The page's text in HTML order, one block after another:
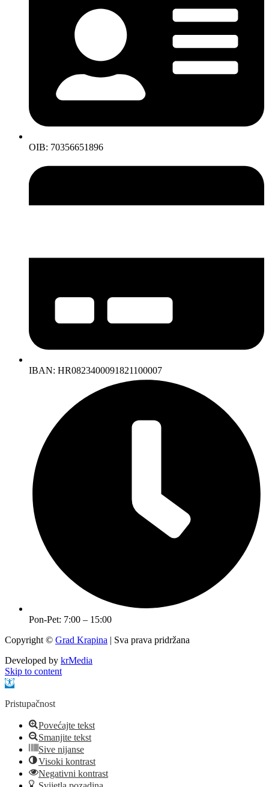
OIB: 70356651896
IBAN: HR0823400091821100007
Pon-Pet: 7:00 – 15:00
Copyright © Grad Krapina | Sva prava pridržana
Developed by krMedia
Skip to content
Open toolbar
Pristupačnost
Povećajte tekst
Smanjite tekst
Sive nijanse
Visoki kontrast
Negativni kontrast